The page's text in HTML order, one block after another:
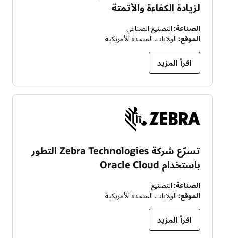
لزيادة الكفاءة والأتمتة
الصناعة: التصنيع الصناعي
الموقع: الولايات المتحدة الأمريكية
اقرأ المزيد
تسرّع شركة Zebra Technologies التطور
باستخدام Oracle Cloud
الصناعة: التصنيع
الموقع: الولايات المتحدة الأمريكية
اقرأ المزيد